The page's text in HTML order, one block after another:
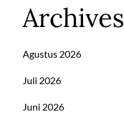
Archives
Agustus 2026
Juli 2026
Juni 2026